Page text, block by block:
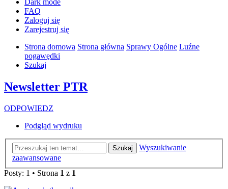
Dark mode
FAQ
Zaloguj się
Zarejestruj się
Strona domowa Strona główna Sprawy Ogólne Luźne
pogawędki
Szukaj
Newsletter PTR
ODPOWIEDZ
Podgląd wydruku
Szukaj
Wyszukiwanie
zaawansowane
Posty: 1 • Strona 1 z 1